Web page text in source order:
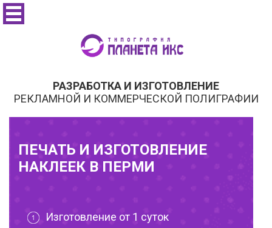
РАЗРАБОТКА И ИЗГОТОВЛЕНИЕ
РЕКЛАМНОЙ И КОММЕРЧЕСКОЙ ПОЛИГРАФИИ
ПЕЧАТЬ И ИЗГОТОВЛЕНИЕ
НАКЛЕЕК В ПЕРМИ
Изготовление от 1 суток